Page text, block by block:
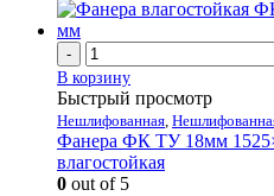
-
В корзину
Быстрый просмотр
Нешлифованная
Фанера ФК ТУ 18мм
влагостойкая
0 out of 5